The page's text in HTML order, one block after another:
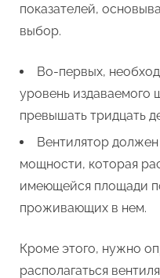
показателей,
выбор.
Во-первых,
уровень издаваемого
превышать тридцать
Вентилятор
мощности, которая
имеющейся площади
проживающих в нем.
Кроме этого, нужно
располагаться